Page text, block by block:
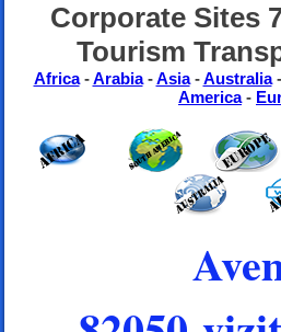
Corporate Sites
Tourism
Africa-Arabia-Asia-Australia-
America-